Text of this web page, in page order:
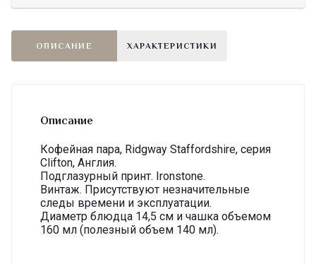
ОПИСАНИЕ ХАРАКТЕРИСТИКИ
Описание
Кофейная пара, Ridgway Staffordshire, серия
Clifton, Англия.
Подглазурный принт. Ironstone.
Винтаж. Присутствуют незначительные
следы времени и эксплуатации.
Диаметр блюдца 14,5 см и чашка объемом
160 мл (полезный объем 140 мл).